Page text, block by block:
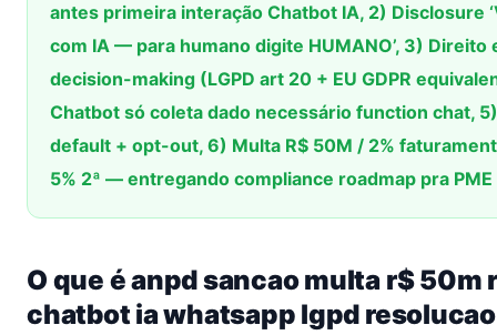
antes primeira interação Chatbot IA, 2) Disclosure
com IA — para humano digite HUMANO’, 3)
decision-making (LGPD art 20 + EU GDPR
Chatbot só coleta dado necessário function chat,
default + opt-out, 6) Multa R$ 50M / 2%
5% 2ª — entregando compliance roadmap pra
O que é anpd sancao multa r$ 50m
chatbot ia whatsapp lgpd